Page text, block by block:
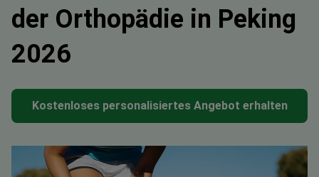
der Orthopädie in Peking
2026
Kostenloses personalisiertes Angebot erhalten